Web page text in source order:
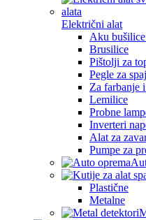
Električni alat
Aku
Brusilice
Pištolji za
Pegle za
Za farbanje
Lemilice
Probne
Inverteri
Alat za
Pumpe za
Plastične
Metalne